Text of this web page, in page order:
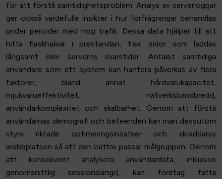
för att förstå samtidighetsproblem. Analys av serverloggar
ger också värdefulla insikter i hur förfrågningar behandlas
under perioder med hög trafik. Dessa data hjälper till att
hitta flaskhalsar i prestandan, t.ex. sidor som laddas
långsamt eller serverns svarstider. Antalet samtidiga
användare som ett system kan hantera påverkas av flera
faktorer, bland annat hårdvarukapacitet,
mjukvarueffektivitet, nätverksbandbredd,
användarkomplexitet och skalbarhet. Genom att förstå
användarnas demografi och beteenden kan man dessutom
styra riktade optimeringsinsatser och skräddarsy
webbplatsen så att den bättre passar målgruppen. Genom
att konsekvent analysera användardata, inklusive
genomsnittlig sessionslängd, kan företag fatta